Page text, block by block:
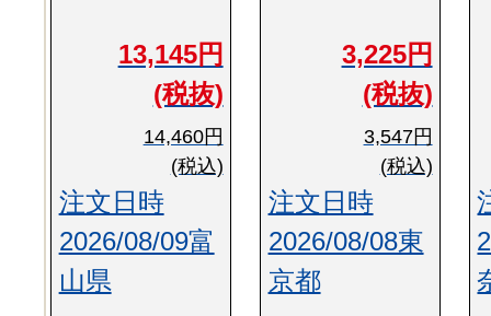
13,145円
(税抜)
14,460円
(税込)
注文日時
2026/08/09富
山県
3,225円
(税抜)
3,547円
(税込)
注文日時
2026/08/08東
京都